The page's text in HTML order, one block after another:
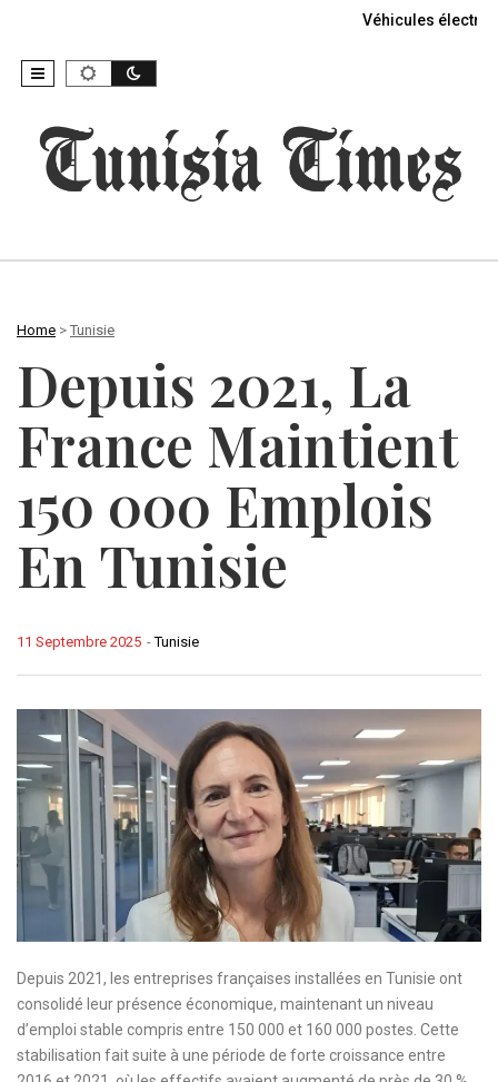
Véhicules
Home > Tunisie
Depuis 2021, La
France Maintient
150 000 Emplois
En Tunisie
-Tunisie
11 Septembre 2025
Depuis 2021, les entreprises françaises installées en Tunisie ont
consolidé leur présence économique, maintenant un niveau
d’emploi stable compris entre 150 000 et 160 000 postes. Cette
stabilisation fait suite à une période de forte croissance entre